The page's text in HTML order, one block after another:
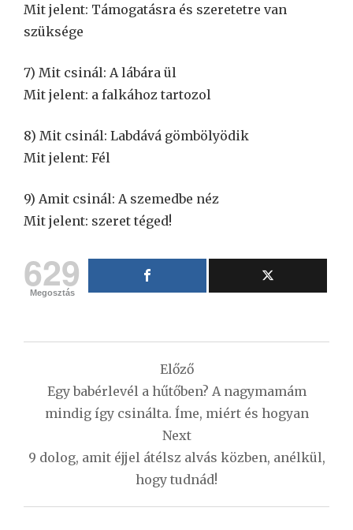
Mit jelent: Támogatásra és szeretetre van
szüksége
7) Mit csinál: A lábára ül
Mit jelent: a falkához tartozol
8) Mit csinál: Labdává gömbölyödik
Mit jelent: Fél
9) Amit csinál: A szemedbe néz
Mit jelent: szeret téged!
629
Megosztás
navigáció
Előző
Egy babérlevél a hűtőben? A nagymamám
mindig így csinálta. Íme, miért és hogyan
Next
9 dolog, amit éjjel átélsz alvás közben, anélkül,
hogy tudnád!